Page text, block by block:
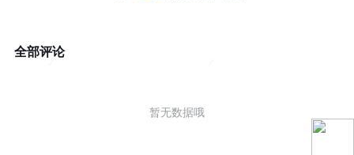
全部评论
暂无数据哦